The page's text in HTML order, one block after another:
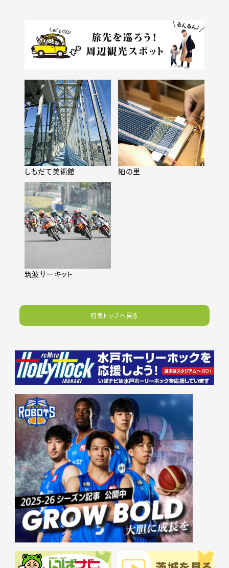
しもだて美術館 紬の里
筑波サーキット
特集トップへ戻る